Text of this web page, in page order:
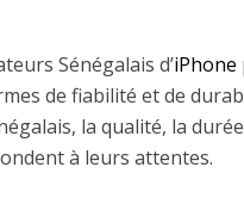
Sénégalais d’iPhone
de fiabilité et de
la qualité, la
à leurs attentes.